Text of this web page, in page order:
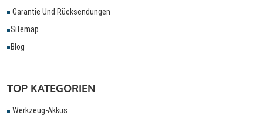
Garantie Und Rücksendungen
Sitemap
Blog
TOP KATEGORIEN
Werkzeug-Akkus